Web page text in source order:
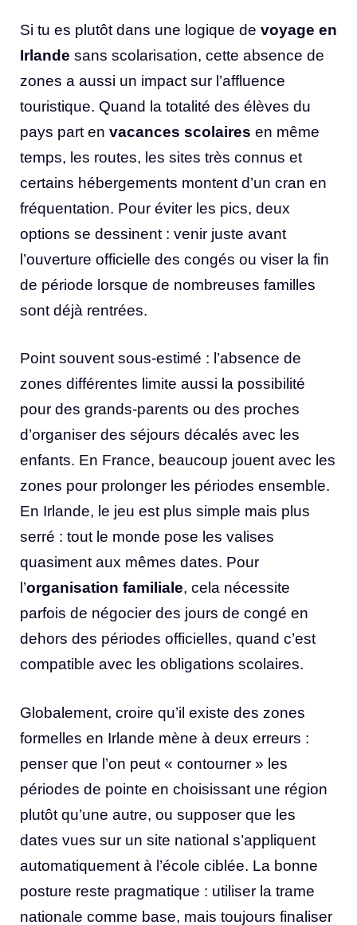
Si tu es plutôt dans une logique de voyage en
Irlande sans scolarisation, cette absence de
zones a aussi un impact sur l’affluence
touristique. Quand la totalité des élèves du
pays part en vacances scolaires en même
temps, les routes, les sites très connus et
certains hébergements montent d’un cran en
fréquentation. Pour éviter les pics, deux
options se dessinent : venir juste avant
l’ouverture officielle des congés ou viser la fin
de période lorsque de nombreuses familles
sont déjà rentrées.
Point souvent sous-estimé : l’absence de
zones différentes limite aussi la possibilité
pour des grands-parents ou des proches
d’organiser des séjours décalés avec les
enfants. En France, beaucoup jouent avec les
zones pour prolonger les périodes ensemble.
En Irlande, le jeu est plus simple mais plus
serré : tout le monde pose les valises
quasiment aux mêmes dates. Pour
l’organisation familiale, cela nécessite
parfois de négocier des jours de congé en
dehors des périodes officielles, quand c’est
compatible avec les obligations scolaires.
Globalement, croire qu’il existe des zones
formelles en Irlande mène à deux erreurs :
penser que l’on peut « contourner » les
périodes de pointe en choisissant une région
plutôt qu’une autre, ou supposer que les
dates vues sur un site national s’appliquent
automatiquement à l’école ciblée. La bonne
posture reste pragmatique : utiliser la trame
nationale comme base, mais toujours finaliser